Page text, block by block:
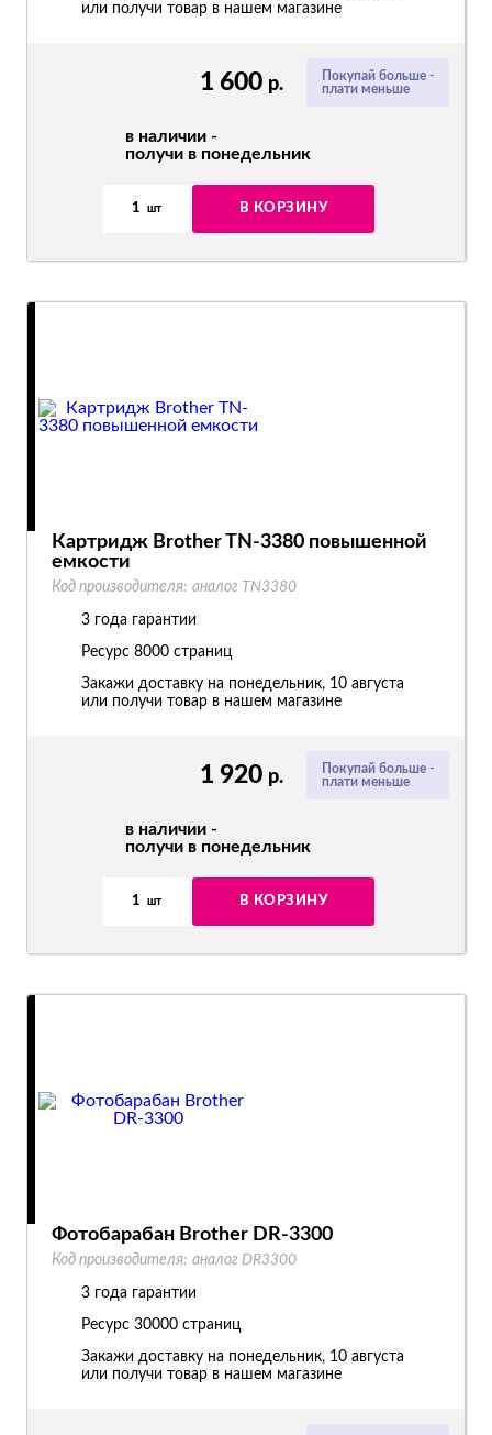
Покупай больше -
плати меньше
1 600 р.
в наличии -
получи в понедельник
1 шт В КОРЗИНУ
или получи товар в нашем магазине
Покупай больше -
плати меньше
1 920 р.
в наличии -
получи в понедельник
1 шт В КОРЗИНУ
Картридж Brother TN-3380 повышенной
емкости
Код производителя: аналог TN3380
3 года гарантии
Ресурс 8000 страниц
Закажи доставку на понедельник, 10 августа
или получи товар в нашем магазине
Фотобарабан Brother DR-3300
Код производителя: аналог DR3300
3 года гарантии
Ресурс 30000 страниц
Закажи доставку на понедельник, 10 августа
или получи товар в нашем магазине